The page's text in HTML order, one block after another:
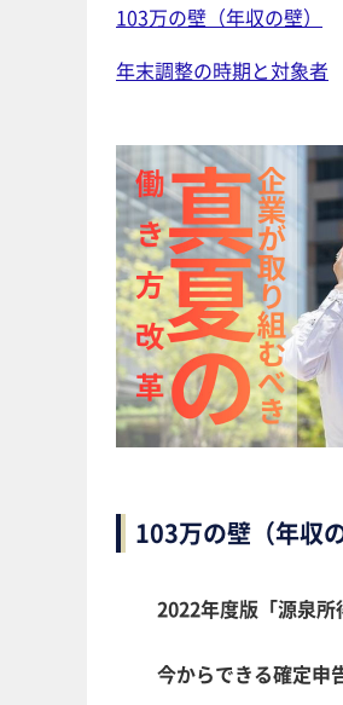
103万の壁（年収の壁）
年末調整の時期と対象者
103万の壁（年収
2022年度版「源泉
今からできる確定